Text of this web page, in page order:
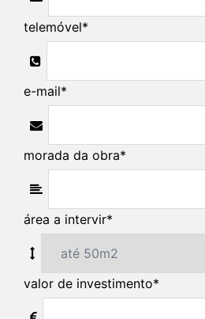
telemóvel*
e-mail*
morada da obra*
área a intervir*
valor de investimento*